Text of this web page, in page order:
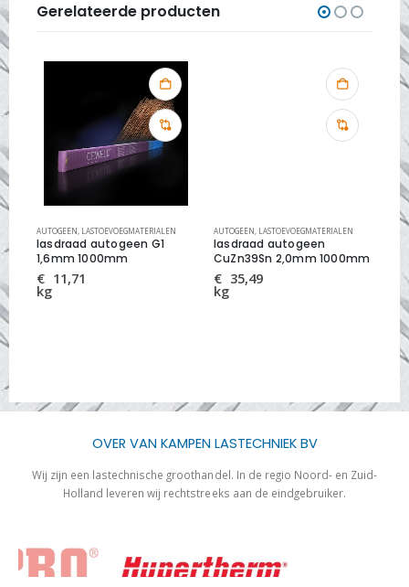
Gerelateerde producten
AUTOGEEN LASTOEVOEGMATERIALEN
lasdraad autogeen G1
1,6mm 1000mm
€ 11,71
kg
AUTOGEEN LASTOEVOEGMATERIALEN
lasdraad autogeen
CuZn39Sn 2,0mm 1000mm
€ 35,49
kg
OVER VAN KAMPEN LASTECHNIEK BV
Wij zijn een lastechnische groothandel. In de regio Noord- en Zuid-
Holland leveren wij rechtstreeks aan de eindgebruiker.